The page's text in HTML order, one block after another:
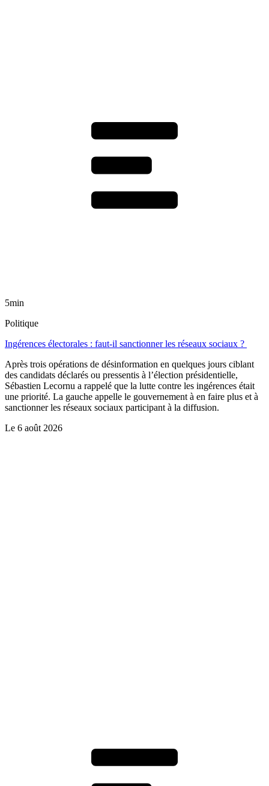
5min
Politique
Ingérences électorales : faut-il sanctionner les réseaux sociaux ?
Après trois opérations de désinformation en quelques jours ciblant
des candidats déclarés ou pressentis à l’élection présidentielle,
Sébastien Lecornu a rappelé que la lutte contre les ingérences était
une priorité. La gauche appelle le gouvernement à en faire plus et à
sanctionner les réseaux sociaux participant à la diffusion.
Le 6 août 2026